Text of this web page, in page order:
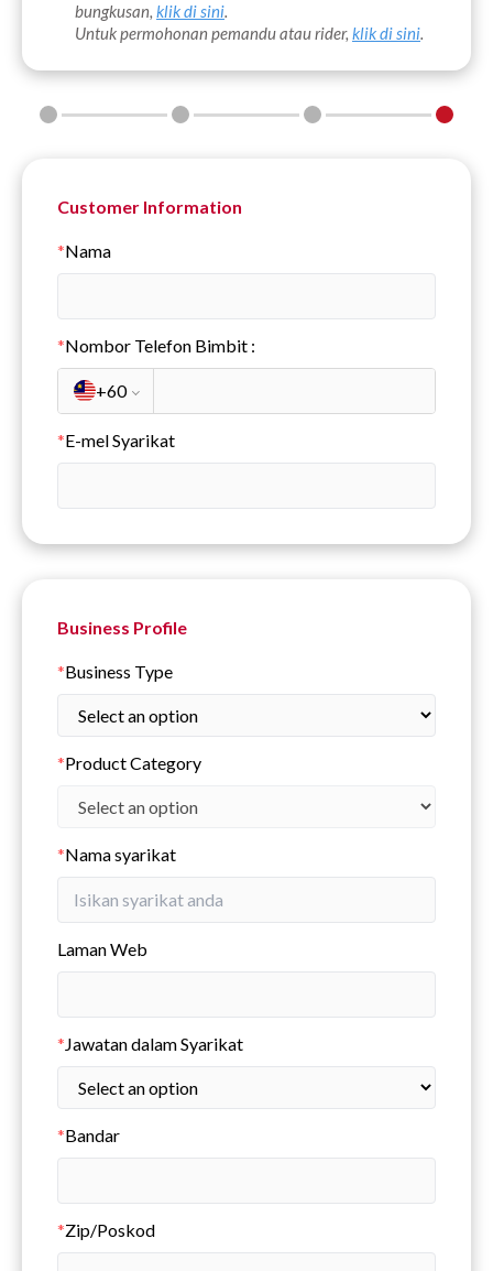
bungkusan, klik di sini.
Untuk permohonan pemandu atau rider, klik di sini.
Customer Information
*Nama
*Nombor Telefon Bimbit :
+60
*E-mel Syarikat
Business Profile
*Business Type
*Product Category
*Nama syarikat
Laman Web
*Jawatan dalam Syarikat
*Bandar
*Zip/Poskod